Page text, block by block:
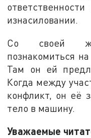
изнасиловании.
Со своей
познакомиться
Там он ей
Когда между
конфликт, он её
тело в машину.
Уважаемые